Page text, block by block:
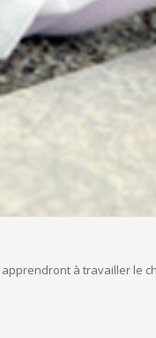
à travailler le